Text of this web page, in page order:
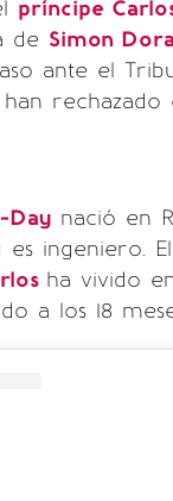
príncipe
de Simon
ante el
rechazado
Day nació en
ingeniero.
ha vivido
a los 18